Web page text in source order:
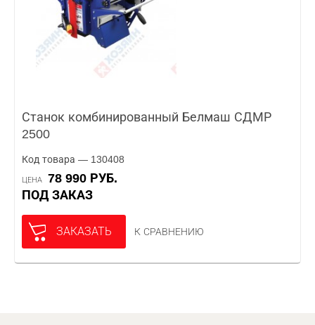
Станок комбинированный Белмаш СДМР
2500
Код товара — 130408
ЦЕНА
78 990 РУБ.
ПОД ЗАКАЗ
ЗАКАЗАТЬ К СРАВНЕНИЮ